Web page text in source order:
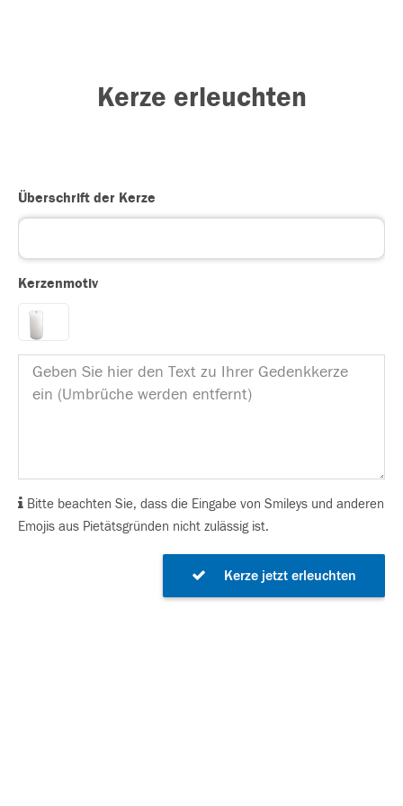
Kerze erleuchten
Überschrift der Kerze
Kerzenmotiv
Bitte beachten Sie, dass die Eingabe von Smileys und anderen
Emojis aus Pietätsgründen nicht zulässig ist.
Kerze jetzt erleuchten